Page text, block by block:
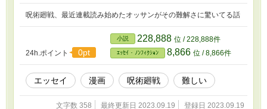
呪術廻戦、最近連載読み始めたオッサンがその難解さに驚いてる話
24h.ポイント 0pt
小説 228,888 位 / 228,888件
ｴｯｾｲ・ﾉﾝﾌｨｸｼｮﾝ 8,866 位 / 8,866件
エッセイ 漫画 呪術廻戦 難しい
文字数 358 最終更新日 2023.09.19 登録日 2023.09.19